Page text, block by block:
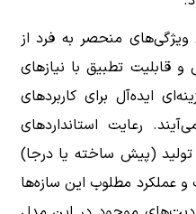
ویژگی‌های منحصر به فرد از
و قابلیت تطبیق با نیازهای
ایده‌آل برای کاربردهای
رعایت استانداردهای
(پیش ساخته یا درجا)
عملکرد مطلوب این سازه‌ها